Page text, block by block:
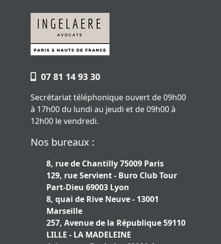
07 81 14 93 30
Secrétariat téléphonique ouvert de 09h00
à 17h00 du lundi au jeudi et de 09h00 à
12h00 le vendredi.
Nos bureaux :
8, rue de Chantilly 75009 Paris
129, rue Servient - Buro Club Tour
Part-Dieu 69003 Lyon
8, quai de Rive Neuve - 13001
Marseille
257, Avenue de la République 59110
LILLE - LA MADELEINE